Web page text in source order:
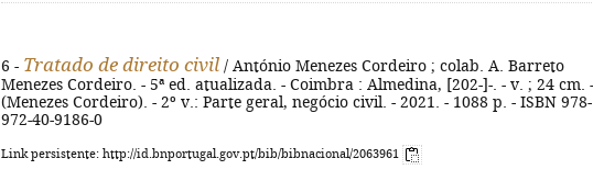
6 - Tratado de direito civil / António Menezes Cordeiro ; colab. A. Barreto
Menezes Cordeiro. - 5ª ed. atualizada. - Coimbra : Almedina, [202-]-. - v. ; 24 cm. -
(Menezes Cordeiro). - 2º v.: Parte geral, negócio civil. - 2021. - 1088 p. - ISBN 978-
972-40-9186-0
Link persistente: http://id.bnportugal.gov.pt/bib/bibnacional/2063961